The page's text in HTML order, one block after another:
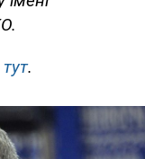
тут.